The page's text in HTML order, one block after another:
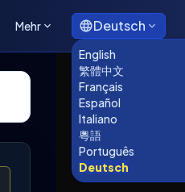
Mehr Deutsch
English
繁體中文
Français
Español
Italiano
粵語
Português
Deutsch